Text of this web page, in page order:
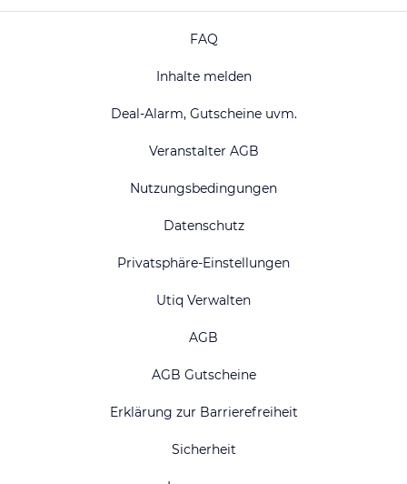
FAQ
Inhalte melden
Deal-Alarm, Gutscheine uvm.
Veranstalter AGB
Nutzungsbedingungen
Datenschutz
Privatsphäre-Einstellungen
Utiq Verwalten
AGB
AGB Gutscheine
Erklärung zur Barrierefreiheit
Sicherheit